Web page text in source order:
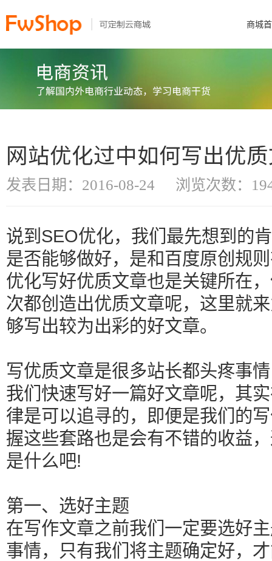
商城
网站优化过中如何写出优
发表日期：2016-08-24 浏览次数：
说到SEO优化，我们最先想到的
是否能够做好，是和百度原创规
优化写好优质文章也是关键所在
次都创造出优质文章呢，这里就
够写出较为出彩的好文章。
写优质文章是很多站长都头疼事
我们快速写好一篇好文章呢，其
律是可以追寻的，即便是我们的
握这些套路也是会有不错的收益
是什么吧!
第一、选好主题
在写作文章之前我们一定要选好
事情，只有我们将主题确定好，